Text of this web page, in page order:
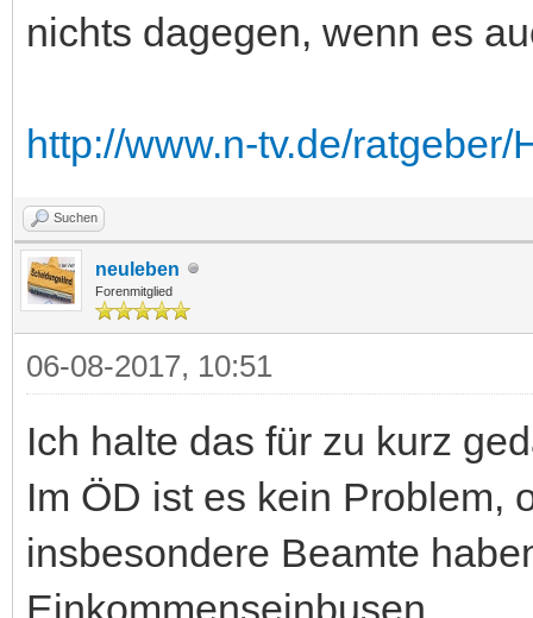
nichts dagegen, wenn es
http://www.n-tv.de/ratgeber/
Suchen
neuleben
Forenmitglied
06-08-2017, 10:51
Ich halte das für zu kurz
Im ÖD ist es kein Problem,
insbesondere Beamte
Einkommenseinbusen.